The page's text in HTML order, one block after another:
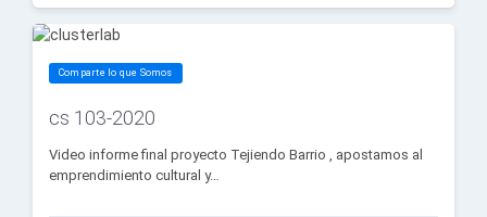
Comparte lo que Somos
cs 103-2020
Video informe final proyecto Tejiendo Barrio , apostamos al
emprendimiento cultural y…